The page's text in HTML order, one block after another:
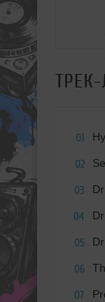
01
02
03
04
05
06
07